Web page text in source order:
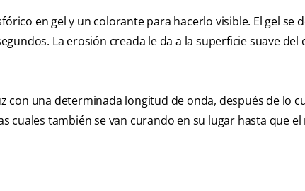
en gel y un colorante para hacerlo visible. El gel se
La erosión creada le da a la superficie suave del
con una determinada longitud de onda, después de lo
cuales también se van curando en su lugar hasta que el